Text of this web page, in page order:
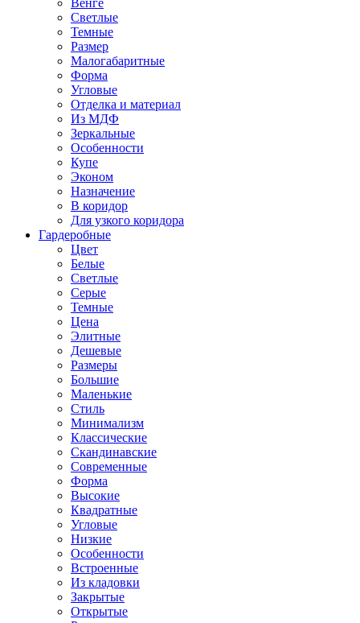
Венге
Светлые
Темные
Размер
Малогабаритные
Форма
Угловые
Отделка и материал
Из МДФ
Зеркальные
Особенности
Купе
Эконом
Назначение
В коридор
Для узкого коридора
Гардеробные
Цвет
Белые
Светлые
Серые
Темные
Цена
Элитные
Дешевые
Размеры
Большие
Маленькие
Стиль
Минимализм
Классические
Скандинавские
Современные
Форма
Высокие
Квадратные
Угловые
Низкие
Особенности
Встроенные
Из кладовки
Закрытые
Открытые